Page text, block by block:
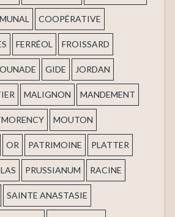
COOPÉRATIVE
FERRÉOL FROISSARD
GIDE JORDAN
MALIGNON MANDEMENT
MOUTON
OR PATRIMOINE PLATTER
PRUSSIANUM RACINE
SAINTE ANASTASIE